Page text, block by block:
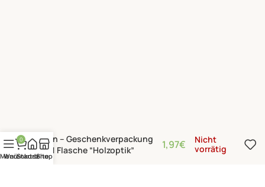
Wein – Geschenkverpackung
für 1 Flasche “Holzoptik”
1,97€
Nicht
vorrätig
Menü
0
Warenkorb
Startseite
Shop